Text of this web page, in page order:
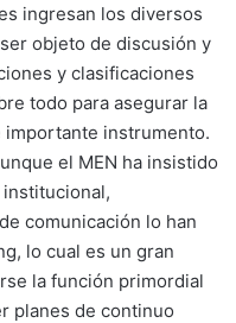
ingresan los diversos
objeto de discusión y
y clasificaciones
todo para asegurar la
importante instrumento.
el MEN ha insistido
comunicación lo han
lo cual es un gran
la función primordial
planes de continuo